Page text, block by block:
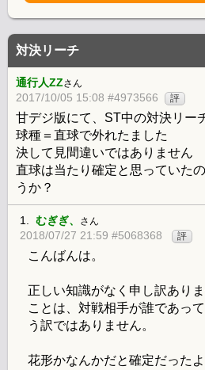
対決リーチ
通行人ZZさん
2017/10/05 15:08 #4973566 評
甘デジ版にて、ST中の対決リー
球種＝直球で外れたました
決して見間違いではありません
直球は当たり確定と思っていた
うか？
1. むぎぎ、 さん
2018/07/27 21:59 #5068368 評
こんばんは。
正しい知識がなく申し訳あり
ことは、対戦相手が誰であっ
う訳ではありません。
花形かなんかだと確定だった